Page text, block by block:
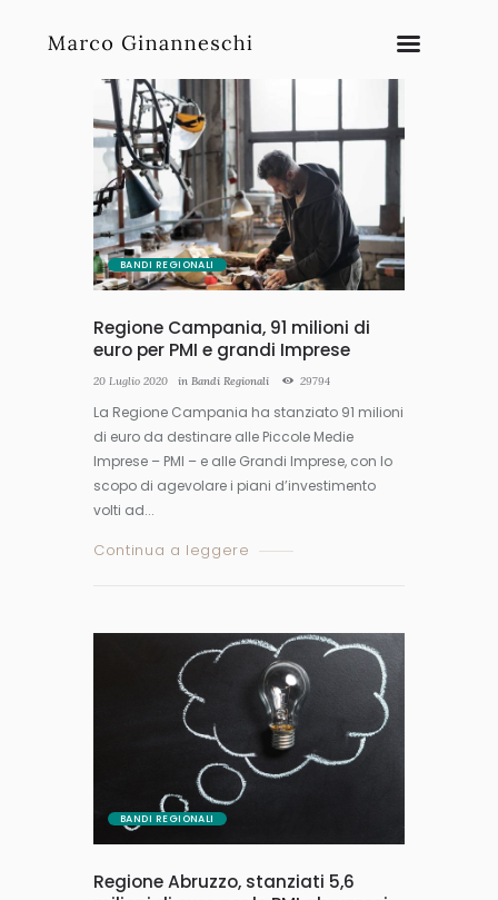
BANDI REGIONALI
Regione Campania, 91 milioni di
euro per PMI e grandi Imprese
20 Luglio 2020 in Bandi Regionali 29794
La Regione Campania ha stanziato 91 milioni
di euro da destinare alle Piccole Medie
Imprese – PMI – e alle Grandi Imprese, con lo
scopo di agevolare i piani d’investimento
volti ad...
Continua a leggere
BANDI REGIONALI
Regione Abruzzo, stanziati 5,6